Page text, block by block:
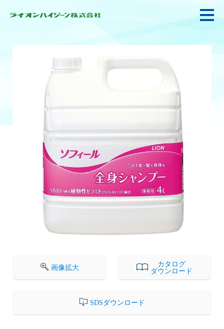
私たちの強み・使命
お悩み解決
感染防止対策・食品衛生
製品情報
衛生サービス
画像拡大
カタログ
ダウンロード
SDSダウンロード